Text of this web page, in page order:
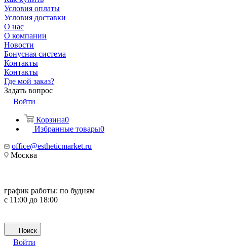
Условия оплаты
Условия доставки
О нас
О компании
Новости
Бонусная система
Контакты
Контакты
Где мой заказ?
Задать вопрос
Войти
Корзина0
Избранные товары0
office@estheticmarket.ru
Москва
график работы: по будням
с 11:00 до 18:00
Поиск
Войти